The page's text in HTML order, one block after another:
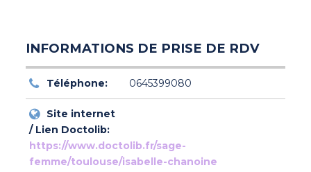
INFORMATIONS DE PRISE DE RDV
Téléphone: 0645399080
Site internet
/ Lien Doctolib:
https://www.doctolib.fr/sage-
femme/toulouse/isabelle-chanoine